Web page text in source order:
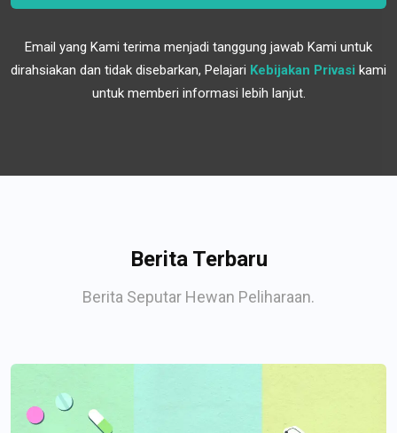
Email yang Kami terima menjadi tanggung jawab Kami untuk
dirahsiakan dan tidak disebarkan, Pelajari Kebijakan Privasi kami
untuk memberi informasi lebih lanjut.
Berita Terbaru
Berita Seputar Hewan Peliharaan.